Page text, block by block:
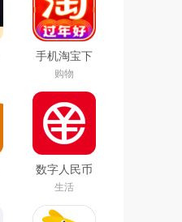
手机淘宝下
载2026app
最新版
购物
数字人民币
试点版官方
app安卓版
生活